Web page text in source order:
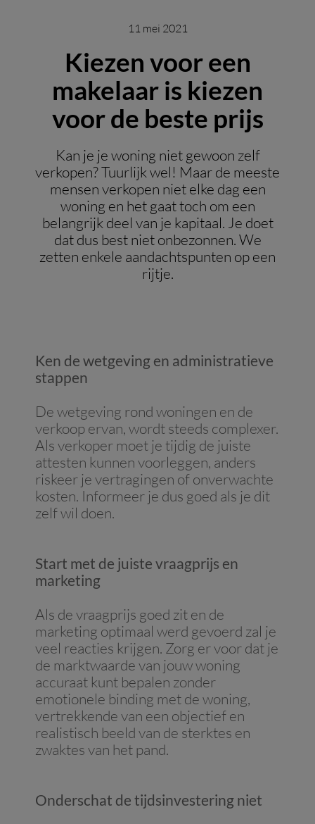
11 mei 2021
Kiezen voor een
makelaar is kiezen
voor de beste prijs
Kan je je woning niet gewoon zelf
verkopen? Tuurlijk wel! Maar de meeste
mensen verkopen niet elke dag een
woning en het gaat toch om een
belangrijk deel van je kapitaal. Je doet
dat dus best niet onbezonnen. We
zetten enkele aandachtspunten op een
rijtje.
Ken de wetgeving en administratieve
stappen
De wetgeving rond woningen en de
verkoop ervan, wordt steeds complexer.
Als verkoper moet je tijdig de juiste
attesten kunnen voorleggen, anders
riskeer je vertragingen of onverwachte
kosten. Informeer je dus goed als je dit
zelf wil doen.
Start met de juiste vraagprijs en
marketing
Als de vraagprijs goed zit en de
marketing optimaal werd gevoerd zal je
veel reacties krijgen. Zorg er voor dat je
de marktwaarde van jouw woning
accuraat kunt bepalen zonder
emotionele binding met de woning,
vertrekkende van een objectief en
realistisch beeld van de sterktes en
zwaktes van het pand.
Onderschat de tijdsinvestering niet